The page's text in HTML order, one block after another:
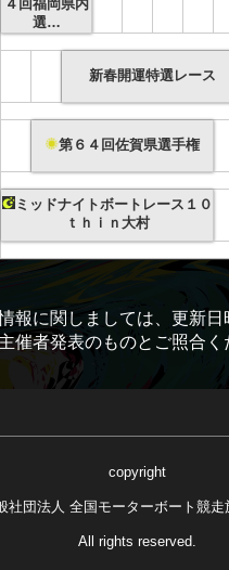
４回福岡県内
選…
新春開運特選レース
第６４回佐賀県選手権
ミッドナイトボートレース１０
ｔｈｉｎ大村
報に関しましては、更新
催者発表のものとご照合く
copyright
社団法人 全国モーターボート競走
All rights reserved.